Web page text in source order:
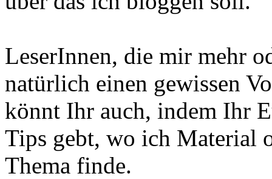
LeserInnen, die mir mehr
natürlich einen gewissen
könnt Ihr auch, indem Ihr
Tips gebt, wo ich Material
Thema finde.